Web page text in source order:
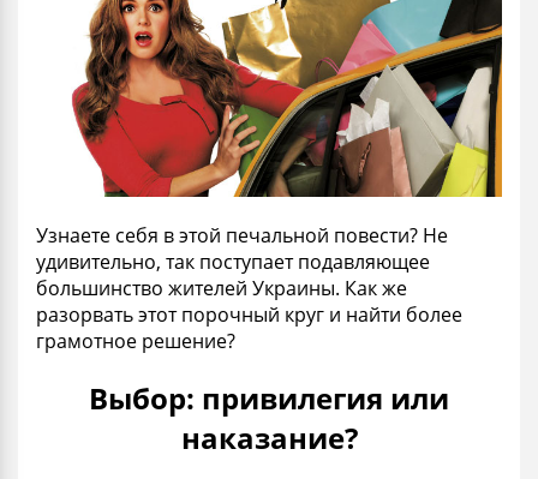
Узнаете себя в этой печальной повести? Не
удивительно, так поступает подавляющее
большинство жителей Украины. Как же
разорвать этот порочный круг и найти более
грамотное решение?
Выбор: привилегия или
наказание?